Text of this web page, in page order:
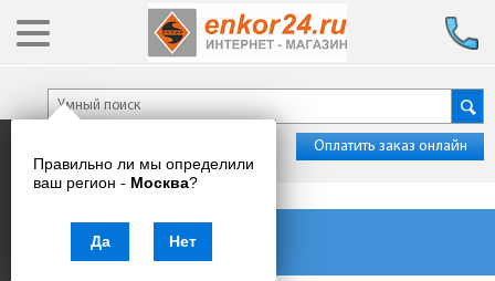
Правильно ли мы определили
ваш регион - Москва?
Да Нет
Оплатить заказ онлайн
Каталог товаров